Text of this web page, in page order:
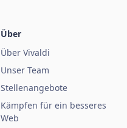
Über
Über Vivaldi
Unser Team
Stellenangebote
Kämpfen für ein besseres
Web